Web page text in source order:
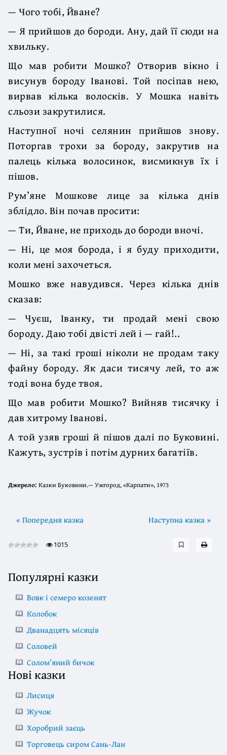
— Чого тобі, Йване?
— Я прийшов до бороди. Ану, дай її сюди на
хвильку.
Що мав робити Мошко? Отворив вікно і
висунув бороду Іванові. Той посіпав нею,
вирвав кілька волосків. У Мошка навіть
сльози закрутилися.
Наступної ночі селянин прийшов знову.
Поторгав трохи за бороду, закрутив на
палець кілька волосинок, висмикнув їх і
пішов.
Рум’яне Мошкове лице за кілька днів
зблідло. Він почав просити:
— Ти, Йване, не приходь до бороди вночі.
— Ні, це моя борода, і я буду приходити,
коли мені захочеться.
Мошко вже навудився. Через кілька днів
сказав:
— Чуєш, Іванку, ти продай мені свою
бороду. Даю тобі двісті лей і — гай!..
— Ні, за такі гроші ніколи не продам таку
файну бороду. Як даси тисячу лей, то аж
тоді вона буде твоя.
Що мав робити Мошко? Вийняв тисячку і
дав хитрому Іванові.
А той узяв гроші й пішов далі по Буковині.
Кажуть, зустрів і потім дурних багатіїв.
Джерело: Казки Буковини.— Ужгород, «Карпати», 1973
« Попередня казка Наступна казка »
1015
Популярні казки
Вовк і семеро козенят
Колобок
Дванадцять місяців
Соловей
Солом’яний бичок
Нові казки
Лисиця
Жучок
Хоробрий заєць
Торговець сиром Сань-Лан